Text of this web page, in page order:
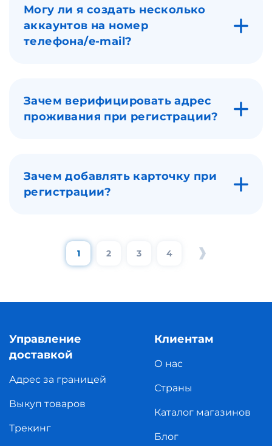
Могу ли я создать несколько
аккаунтов на номер
телефона/e-mail?
Зачем верифицировать адрес
проживания при регистрации?
Зачем добавлять карточку при
регистрации?
1 2 3 4
Управление
доставкой
Адрес за границей
Выкуп товаров
Трекинг
Клиентам
О нас
Страны
Каталог магазинов
Блог